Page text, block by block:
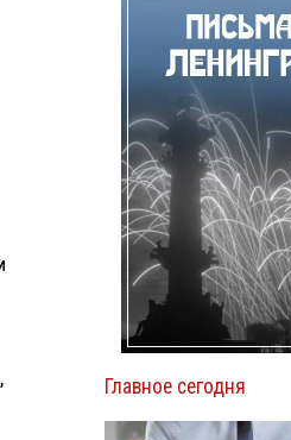
Главное сегодня